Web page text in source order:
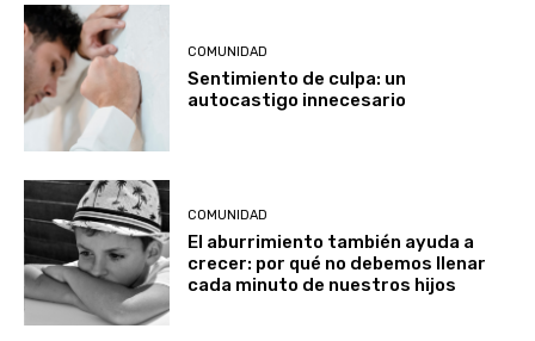
COMUNIDAD
Sentimiento de culpa: un
autocastigo innecesario
COMUNIDAD
El aburrimiento también ayuda a
crecer: por qué no debemos llenar
cada minuto de nuestros hijos